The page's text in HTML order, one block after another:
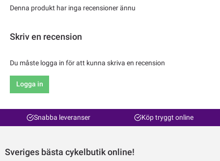
Denna produkt har inga recensioner ännu
Skriv en recension
Du måste logga in för att kunna skriva en recension
Logga in
Snabba leveranser Köp tryggt online
Sveriges bästa cykelbutik online!